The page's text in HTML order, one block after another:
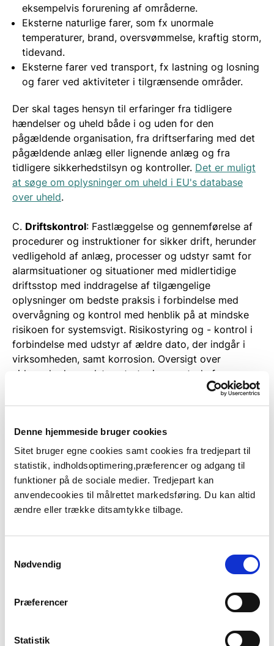
Denne hjemmeside bruger cookies
Sitet bruger egne cookies samt cookies fra tredjepart til
statistik, indholdsoptimering,præferencer og adgang til
funktioner på de sociale medier. Tredjepart kan
anvendecookies til målrettet markedsføring. Du kan altid
ændre eller trække ditsamtykke tilbage.
Nødvendig
Præferencer
Statistik
eksempelvis forurening af områderne.
Eksterne naturlige farer, som fx unormale
temperaturer, brand, oversvømmelse, kraftig storm,
tidevand.
Eksterne farer ved transport, fx lastning og losning
og farer ved aktiviteter i tilgrænsende områder.
Der skal tages hensyn til erfaringer fra tidligere
hændelser og uheld både i og uden for den
pågældende organisation, fra driftserfaring med det
pågældende anlæg eller lignende anlæg og fra
tidligere sikkerhedstilsyn og kontroller. Det er muligt
at søge om oplysninger om uheld i EU's database
over uheld.
C. Driftskontrol: Fastlæggelse og gennemførelse af
procedurer og instruktioner for sikker drift, herunder
vedligehold af anlæg, processer og udstyr samt for
alarmsituationer og situationer med midlertidige
driftsstop med inddragelse af tilgængelige
oplysninger om bedste praksis i forbindelse med
overvågning og kontrol med henblik på at mindske
risikoen for systemsvigt. Risikostyring og - kontrol i
forbindelse med udstyr af ældre dato, der indgår i
virksomheden, samt korrosion. Oversigt over
virksomhedens udstyr, strategi og metode for
overvågning af og kontrol med udstyrets tilstand.
Passende opfølgende aktioner og nødvendige
Procedurerne og instruktionerne bør især omfatte:
Indkøring
Normal opstart og nedlukning af driften
Alle faser under normal drift, herunder afprøvning,
Opdagelse af og reaktion på afvigelser fra normale
Midlertidig eller særlig drift
Nedlukning
relevante for forebyggelse af større uheld.